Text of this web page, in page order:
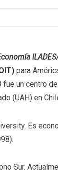
para
fue un centro
(UAH) en
Es
Sur.